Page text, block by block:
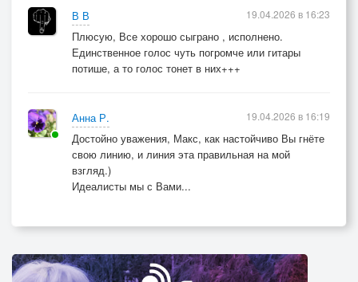
В В
Плюсую, Все хорошо сыграно , исполнено.
Единственное голос чуть погромче или гитары
потише, а то голос тонет в них+++
19.04.2026 в 16:23
Анна Р.
Достойно уважения, Макс, как настойчиво Вы гнёте
свою линию, и линия эта правильная на мой
взгляд.)
Идеалисты мы с Вами...
19.04.2026 в 16:19